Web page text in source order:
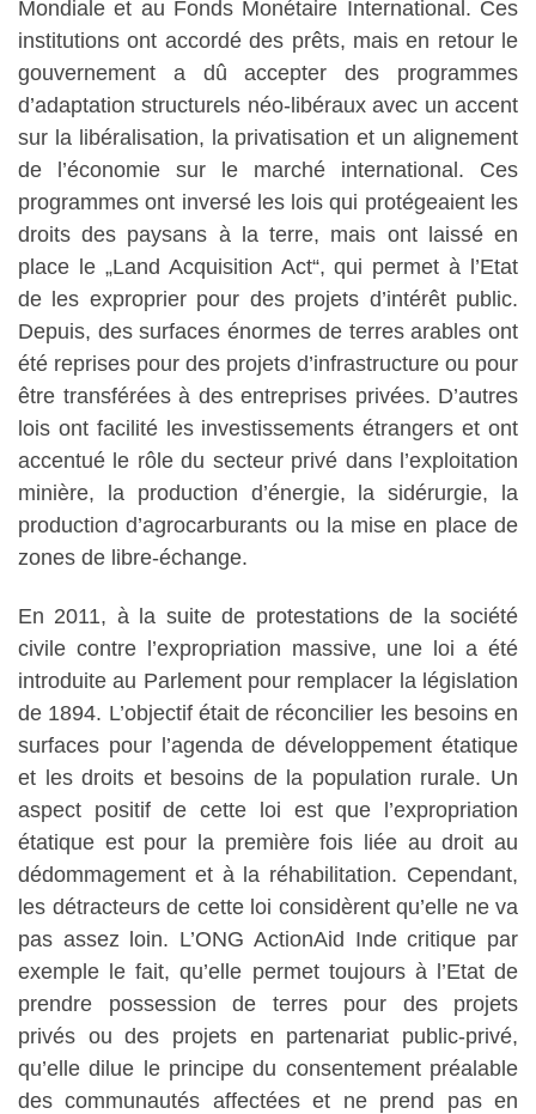
Mondiale et au Fonds Monétaire International. Ces
institutions ont accordé des prêts, mais en retour le
gouvernement a dû accepter des programmes
d’adaptation structurels néo-libéraux avec un accent
sur la libéralisation, la privatisation et un alignement
de l’économie sur le marché international. Ces
programmes ont inversé les lois qui protégeaient les
droits des paysans à la terre, mais ont laissé en
place le „Land Acquisition Act“, qui permet à l’Etat
de les exproprier pour des projets d’intérêt public.
Depuis, des surfaces énormes de terres arables ont
été reprises pour des projets d’infrastructure ou pour
être transférées à des entreprises privées. D’autres
lois ont facilité les investissements étrangers et ont
accentué le rôle du secteur privé dans l’exploitation
minière, la production d’énergie, la sidérurgie, la
production d’agrocarburants ou la mise en place de
zones de libre-échange.
En 2011, à la suite de protestations de la société
civile contre l’expropriation massive, une loi a été
introduite au Parlement pour remplacer la législation
de 1894. L’objectif était de réconcilier les besoins en
surfaces pour l’agenda de développement étatique
et les droits et besoins de la population rurale. Un
aspect positif de cette loi est que l’expropriation
étatique est pour la première fois liée au droit au
dédommagement et à la réhabilitation. Cependant,
les détracteurs de cette loi considèrent qu’elle ne va
pas assez loin. L’ONG ActionAid Inde critique par
exemple le fait, qu’elle permet toujours à l’Etat de
prendre possession de terres pour des projets
privés ou des projets en partenariat public-privé,
qu’elle dilue le principe du consentement préalable
des communautés affectées et ne prend pas en